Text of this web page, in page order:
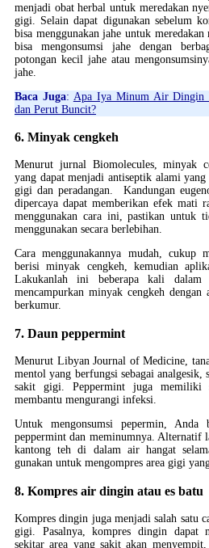
menjadi obat herbal untuk meredakan
gigi. Selain dapat digunakan sebelum
bisa menggunakan jahe untuk
bisa mengonsumsi jahe dengan
potongan kecil jahe atau
jahe.
Baca Juga: Apa Iya Minum Air Dingin
dan Perut Buncit?
6. Minyak cengkeh
Menurut jurnal Biomolecules, minyak
yang dapat menjadi antiseptik alami
gigi dan peradangan. Kandungan
dipercaya dapat memberikan efek mati
menggunakan cara ini, pastikan untuk
menggunakan secara berlebihan.
Cara menggunakannya mudah, cukup
berisi minyak cengkeh, kemudian
Lakukanlah ini beberapa kali
mencampurkan minyak cengkeh
berkumur.
7. Daun peppermint
Menurut Libyan Journal of Medicine,
mentol yang berfungsi sebagai analgesik,
sakit gigi. Peppermint juga memiliki
membantu mengurangi infeksi.
Untuk mengonsumsi pepermin, Anda
peppermint dan meminumnya. Alternatif
kantong teh di dalam air hangat
gunakan untuk mengompres area gigi
8. Kompres air dingin atau es batu
Kompres dingin juga menjadi salah satu
gigi. Pasalnya, kompres dingin dapat
sekitar area yang sakit akan